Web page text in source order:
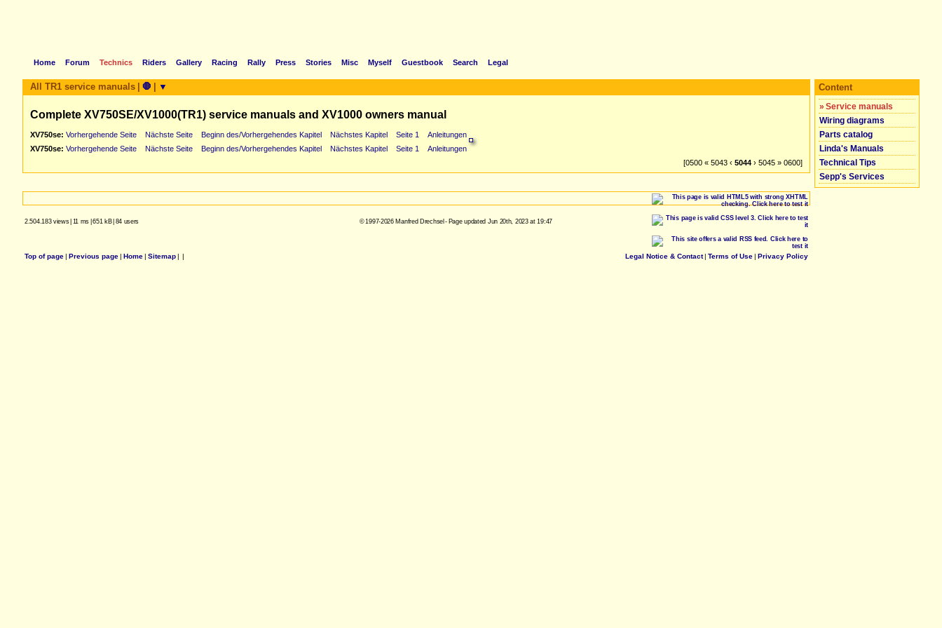
Home Forum Technics Riders Gallery Racing Rally Press Stories Misc Myself Guestbook Search Legal
All TR1 service manuals 🛑 ▼
Complete XV750SE/XV1000(TR1) service manuals and XV1000 owners manual
XV750se: Vorhergehende Seite Nächste Seite Beginn des/Vorhergehendes Kapitel Nächstes Kapitel Seite 1
Anleitungen
XV750se: Vorhergehende Seite Nächste Seite Beginn des/Vorhergehendes Kapitel Nächstes Kapitel Seite 1
Anleitungen
[0500 « 5043 ‹ 5044 › 5045 » 0600]
Content
» Service manuals
Wiring diagrams
Parts catalog
Linda's Manuals
Technical Tips
Sepp's Services
2.504.183 views| 11 ms |651 kB| 84 users © 1997-2026 Manfred Drechsel - Page updated Jun 20th, 2023 at 19:47
Top of page| Previous page| Home| Sitemap| | Legal Notice & Contact| Terms of Use| Privacy Policy